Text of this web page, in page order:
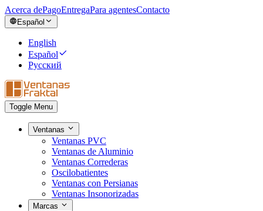
Acerca dePagoEntregaPara agentesContacto
Español
English
Español
Русский
Toggle Menu
Ventanas
Ventanas PVC
Ventanas de Aluminio
Ventanas Correderas
Oscilobatientes
Ventanas con Persianas
Ventanas Insonorizadas
Marcas